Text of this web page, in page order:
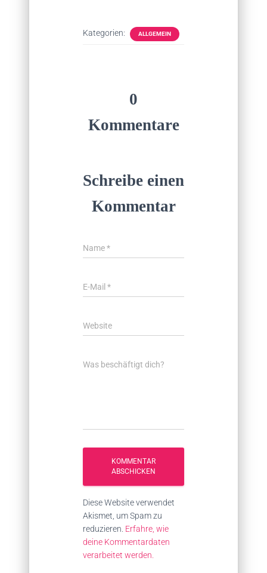
Kategorien: ALLGEMEIN
0
Kommentare
Schreibe einen
Kommentar
Name*
E-Mail *
Website
Was beschäftigt dich?
Diese Website verwendet
Akismet, um Spam zu
reduzieren. Erfahre, wie
deine Kommentardaten
verarbeitet werden.